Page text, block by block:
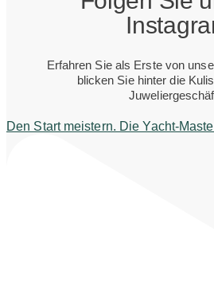
Erfahren Sie als Erste von
blicken Sie hinter die
Den Start meistern. Die Yacht-